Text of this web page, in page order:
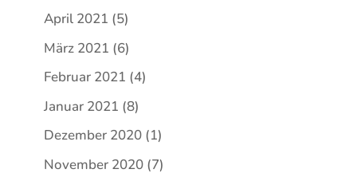
April 2021 (5)
März 2021 (6)
Februar 2021 (4)
Januar 2021 (8)
Dezember 2020(1)
November 2020(7)